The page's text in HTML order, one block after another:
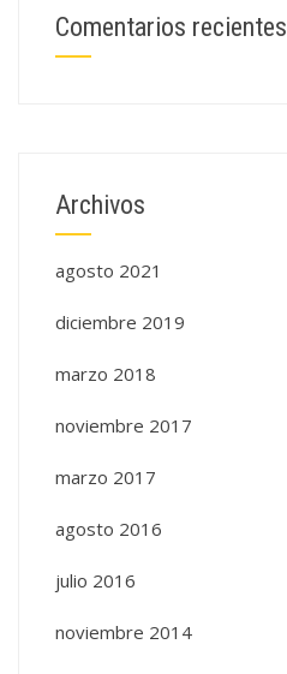
Comentarios recientes
Archivos
agosto 2021
diciembre 2019
marzo 2018
noviembre 2017
marzo 2017
agosto 2016
julio 2016
noviembre 2014